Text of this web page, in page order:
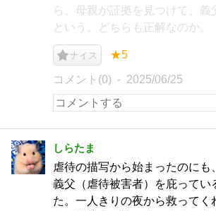
ら、母親が証拠を見つけて、義
という。どちらも正解なのか。
ナイス ★5
コメント(0) 2025/06/25
しらたま
虐待の描写から始まったのにも
義父（虐待被害者）を庇ってい
た。一人きりの夜から救ってく